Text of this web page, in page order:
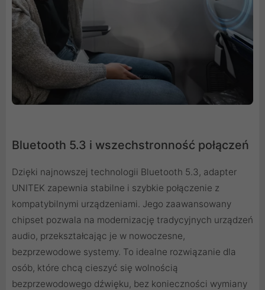
Bluetooth 5.3 i wszechstronność połączeń
Dzięki najnowszej technologii Bluetooth 5.3, adapter
UNITEK zapewnia stabilne i szybkie połączenie z
kompatybilnymi urządzeniami. Jego zaawansowany
chipset pozwala na modernizację tradycyjnych urządzeń
audio, przekształcając je w nowoczesne,
bezprzewodowe systemy. To idealne rozwiązanie dla
osób, które chcą cieszyć się wolnością
bezprzewodowego dźwięku, bez konieczności wymiany